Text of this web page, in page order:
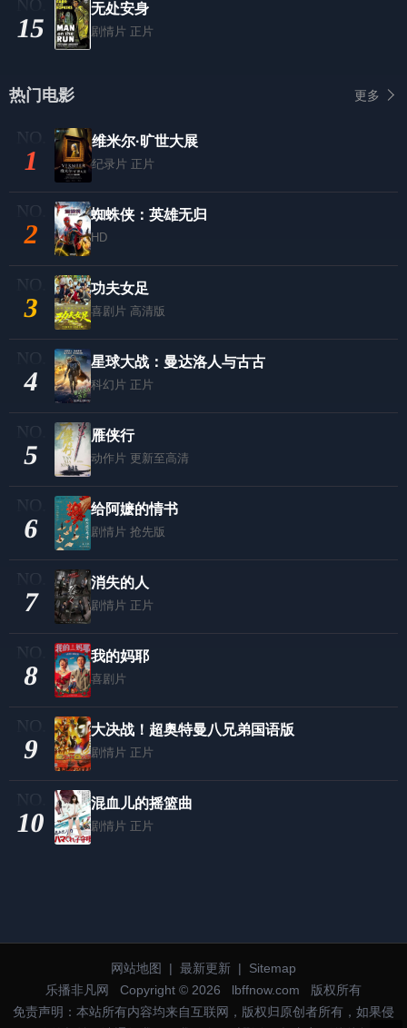
15
无处安身
剧情片 正片
热门电影 更多
1
维米尔·旷世大展
纪录片 正片
2
蜘蛛侠：英雄无归
HD
3
功夫女足
喜剧片 高清版
4
星球大战：曼达洛人与古古
科幻片 正片
5
雁侠行
动作片 更新至高清
6
给阿嬷的情书
剧情片 抢先版
7
消失的人
剧情片 正片
8
我的妈耶
喜剧片
9
大决战！超奥特曼八兄弟国语版
剧情片 正片
10
混血儿的摇篮曲
剧情片 正片
网站地图 | 最新更新 |
Sitemap
乐播非凡网
Copyright © 2026 lbffnow.com
版权所有
免责声明：本站所有内容均来自互联网，版权归原创者所有，如果侵